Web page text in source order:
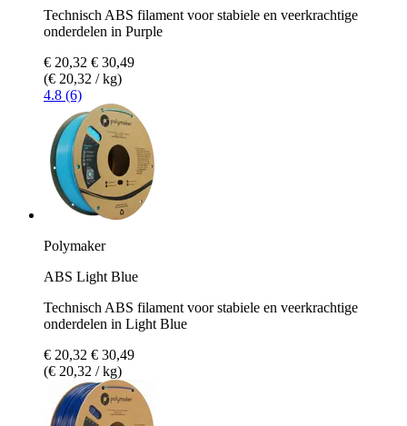
Technisch ABS filament voor stabiele en veerkrachtige
onderdelen in Purple
€ 20,32 € 30,49
(€ 20,32 / kg)
4.8 (6)
Polymaker
ABS Light Blue
Technisch ABS filament voor stabiele en veerkrachtige
onderdelen in Light Blue
€ 20,32 € 30,49
(€ 20,32 / kg)